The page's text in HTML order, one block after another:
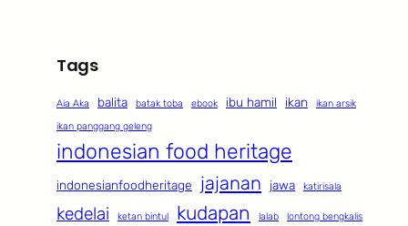
Tags
Aia Aka balita batak toba ebook ibu hamil ikan
ikan arsik
ikan panggang geleng
indonesian food heritage
indonesianfoodheritage jajanan jawa katirisala
kedelai ketan bintul kudapan lalab lontong bengkalis